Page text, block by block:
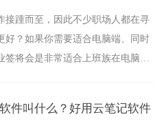
接踵而至，因此不少职场人都在寻
好？如果你需要适合电脑端、同时
签将会是非常适合上班族在电脑上
件叫什么？好用云笔记软件